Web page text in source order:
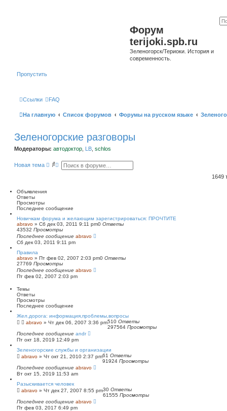
Форум
terijoki.spb.ru
Зеленогорск/Териоки. История и
современность.
Пропустить
Ссылки FAQ
На главную Список форумов Форумы на русском языке
Зеленогорские разговоры
Модераторы: автодоктор LB schlos
Новая тема
П Р
н
ы
й
п
о
и
1649
Объявления
Ответы
Просмотры
Последнее сообщение
Новичкам форума и желающим зарегистрироваться: ПРОЧТИТЕ
abravo » Сб дек 03, 2011 9:11 pm0 Ответы
43532 Просмотры
Последнее сообщение abravo
Сб дек 03, 2011 9:11 pm
Правила
abravo » Пт фев 02, 2007 2:03 pm0 Ответы
27769 Просмотры
Последнее сообщение abravo
Пт фев 02, 2007 2:03 pm
Темы
Ответы
Просмотры
Последнее сообщение
Жел.дорога: информация,проблемы,вопросы
abravo » Чт дек 06, 2007 3:36 pm510 Ответы
297564 Просмотры
Последнее сообщение andr
Пт окт 18, 2019 12:49 pm
Зеленогорские службы и организации
abravo » Чт окт 21, 2010 2:37 pm61 Ответы
91924 Просмотры
Последнее сообщение abravo
Вт окт 15, 2019 11:53 am
Разыскивается человек
abravo » Чт дек 27, 2007 8:55 pm30 Ответы
61555 Просмотры
Последнее сообщение abravo
Пт фев 03, 2017 6:49 pm